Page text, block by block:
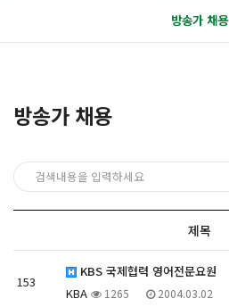
방송가 채용
방송가 채용
제목
153
KBS 국제협력 영어전문요원
KBA
1265 2004.03.02